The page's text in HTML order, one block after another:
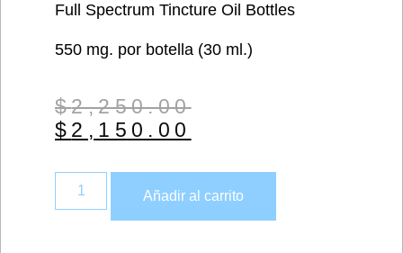
Full Spectrum Tincture Oil Bottles
550 mg. por botella (30 ml.)
$2,250.00
$ 2,150.00
Añadir al carrito